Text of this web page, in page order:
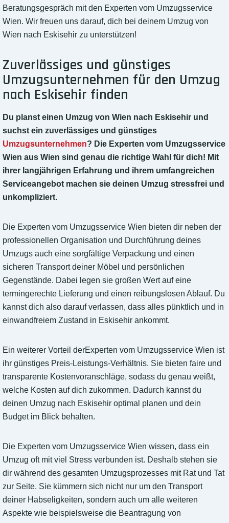
Beratungsgespräch mit den Experten vom Umzugsservice
Wien. Wir freuen uns darauf, dich bei deinem Umzug von
Wien nach Eskisehir zu unterstützen!
Zuverlässiges und günstiges
Umzugsunternehmen für den Umzug
nach Eskisehir finden
Du planst einen Umzug von Wien nach Eskisehir und
suchst ein zuverlässiges und günstiges
Umzugsunternehmen? Die Experten vom Umzugsservice
Wien aus Wien sind genau die richtige Wahl für dich! Mit
ihrer langjährigen Erfahrung und ihrem umfangreichen
Serviceangebot machen sie deinen Umzug stressfrei und
unkompliziert.
Die Experten vom Umzugsservice Wien bieten dir neben der
professionellen Organisation und Durchführung deines
Umzugs auch eine sorgfältige Verpackung und einen
sicheren Transport deiner Möbel und persönlichen
Gegenstände. Dabei legen sie großen Wert auf eine
termingerechte Lieferung und einen reibungslosen Ablauf. Du
kannst dich also darauf verlassen, dass alles pünktlich und in
einwandfreiem Zustand in Eskisehir ankommt.
Ein weiterer Vorteil derExperten vom Umzugsservice Wien ist
ihr günstiges Preis-Leistungs-Verhältnis. Sie bieten faire und
transparente Kostenvoranschläge, sodass du genau weißt,
welche Kosten auf dich zukommen. Dadurch kannst du
deinen Umzug nach Eskisehir optimal planen und dein
Budget im Blick behalten.
Die Experten vom Umzugsservice Wien wissen, dass ein
Umzug oft mit viel Stress verbunden ist. Deshalb stehen sie
dir während des gesamten Umzugsprozesses mit Rat und Tat
zur Seite. Sie kümmern sich nicht nur um den Transport
deiner Habseligkeiten, sondern auch um alle weiteren
Aspekte wie beispielsweise die Beantragung von